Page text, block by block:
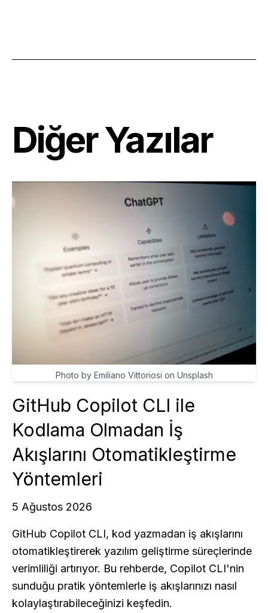
Diğer Yazılar
Photo by Emiliano Vittoriosi on Unsplash
GitHub Copilot CLI ile
Kodlama Olmadan İş
Akışlarını Otomatikleştirme
Yöntemleri
5 Ağustos 2026
GitHub Copilot CLI, kod yazmadan iş akışlarını
otomatikleştirerek yazılım geliştirme süreçlerinde
verimliliği artırıyor. Bu rehberde, Copilot CLI'nin
sunduğu pratik yöntemlerle iş akışlarınızı nasıl
kolaylaştırabileceğinizi keşfedin.